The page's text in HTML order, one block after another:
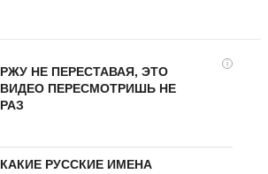
i
РЖУ НЕ ПЕРЕСТАВАЯ, ЭТО
ВИДЕО ПЕРЕСМОТРИШЬ НЕ
РАЗ
КАКИЕ РУССКИЕ ИМЕНА